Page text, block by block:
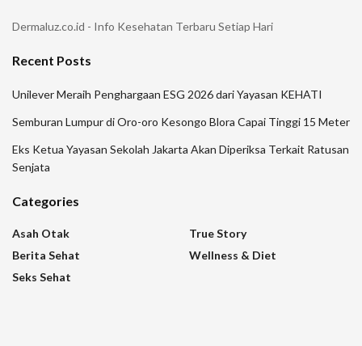
Dermaluz.co.id - Info Kesehatan Terbaru Setiap Hari
Recent Posts
Unilever Meraih Penghargaan ESG 2026 dari Yayasan KEHATI
Semburan Lumpur di Oro-oro Kesongo Blora Capai Tinggi 15 Meter
Eks Ketua Yayasan Sekolah Jakarta Akan Diperiksa Terkait Ratusan
Senjata
Categories
Asah Otak
Berita Sehat
Seks Sehat
True Story
Wellness & Diet